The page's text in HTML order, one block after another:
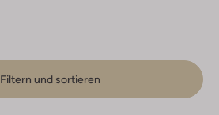
Filtern und sortieren